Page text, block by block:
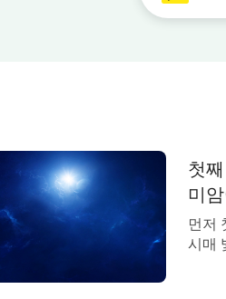
첫
미
먼저
시매